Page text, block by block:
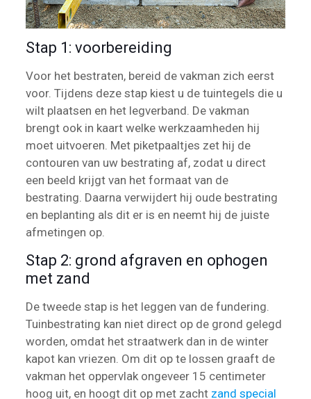
Stap 1: voorbereiding
Voor het bestraten, bereid de vakman zich eerst
voor. Tijdens deze stap kiest u de tuintegels die u
wilt plaatsen en het legverband. De vakman
brengt ook in kaart welke werkzaamheden hij
moet uitvoeren. Met piketpaaltjes zet hij de
contouren van uw bestrating af, zodat u direct
een beeld krijgt van het formaat van de
bestrating. Daarna verwijdert hij oude bestrating
en beplanting als dit er is en neemt hij de juiste
afmetingen op.
Stap 2: grond afgraven en ophogen
met zand
De tweede stap is het leggen van de fundering.
Tuinbestrating kan niet direct op de grond gelegd
worden, omdat het straatwerk dan in de winter
kapot kan vriezen. Om dit op te lossen graaft de
vakman het oppervlak ongeveer 15 centimeter
hoog uit, en hoogt dit op met zacht zand special